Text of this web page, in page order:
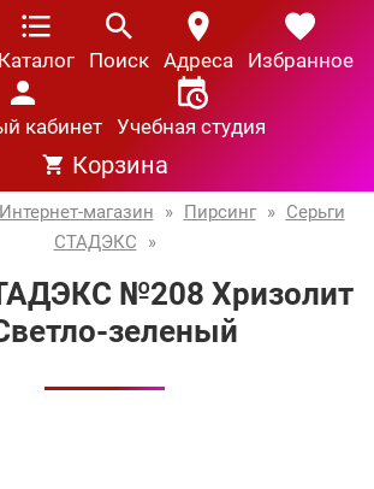
Каталог Поиск Адреса Избранное
кабинет Учебная студия
Корзина
Интернет-магазин » Пирсинг » Серьги
СТАДЭКС
»
№208 Хризолит
зеленый